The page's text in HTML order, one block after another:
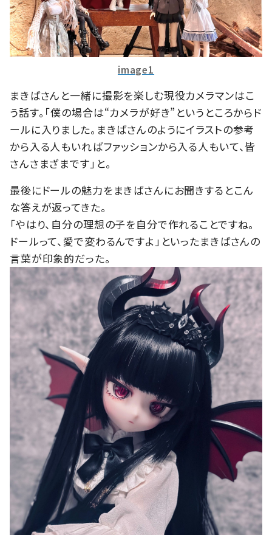
image1
まきばさんと一緒に撮影を楽しむ現役カメラマンはこ
う話す。「僕の場合は“カメラが好き”というところからド
ールに入りました。まきばさんのようにイラストの参考
から入る人もいればファッションから入る人もいて、皆
さんさまざまです」と。
最後にドールの魅力をまきばさんにお聞きするとこん
な答えが返ってきた。
「やはり、自分の理想の子を自分で作れることですね。
ドールって、愛で変わるんですよ」といったまきばさんの
言葉が印象的だった。